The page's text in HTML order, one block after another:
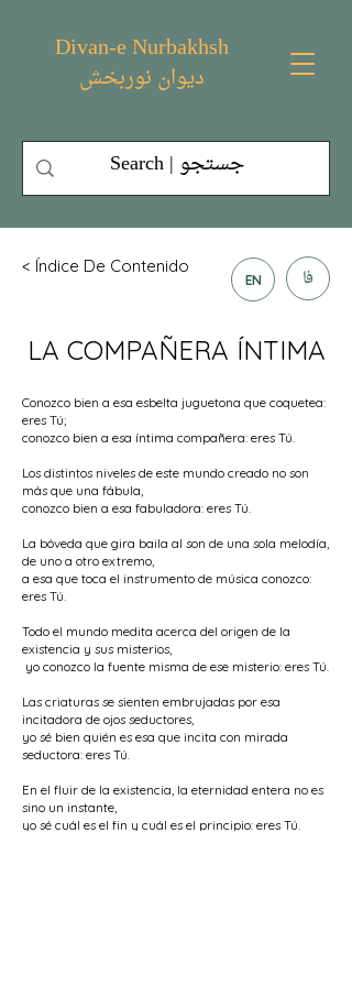
Divan-e Nurbakhsh
دیوان نوربخش
< Índice De Contenido
EN فا
LA COMPAÑERA ÍNTIMA
Conozco bien a esa esbelta juguetona que coquetea:
eres Tú;
conozco bien a esa íntima compañera: eres Tú.
Los distintos niveles de este mundo creado no son
más que una fábula,
conozco bien a esa fabuladora: eres Tú.
La bóveda que gira baila al son de una sola melodía,
de uno a otro extremo,
a esa que toca el instrumento de música conozco:
eres Tú.
Todo el mundo medita acerca del origen de la
existencia y sus misterios,
yo conozco la fuente misma de ese misterio: eres Tú.
Las criaturas se sienten embrujadas por esa
incitadora de ojos seductores,
yo sé bien quién es esa que incita con mirada
seductora: eres Tú.
En el fluir de la existencia, la eternidad entera no es
sino un instante,
yo sé cuál es el fin y cuál es el principio: eres Tú.